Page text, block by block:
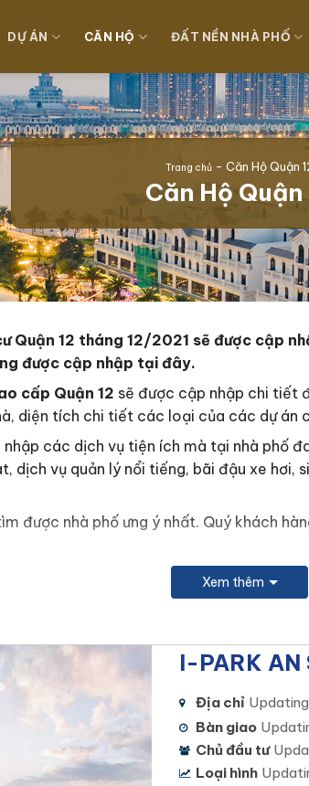
DỰ ÁN CĂN HỘ ĐẤT NỀN NHÀ PHỐ
Trang chủ - Căn Hộ Quận
Căn Hộ Quận
Quận 12 tháng 12/2021 sẽ được cập
được cập nhập tại đây.
cấp Quận 12 sẽ được cập nhập chi tiết
diện tích chi tiết các loại của các dự án
các dịch vụ tiện ích mà tại nhà phố
dịch vụ quản lý nổi tiếng, bãi đậu xe
được nhà phố ưng ý nhất. Quý khách
SÀN GIAO DỊCH BẤT ĐỘNG SẢN
sẽ THAY ĐỔI THEO THÁNGnên để hỗ
tin chính xác và mới nhất thông qua đội
hỗ trợ khách hàng đi xem nhà mẫu và
khách hàng lấy được căn đẹp ưng ý
Xem thêm
I-PARK AN
Địa chỉ
Bàn giao
Chủ đầu tư
Loại hình